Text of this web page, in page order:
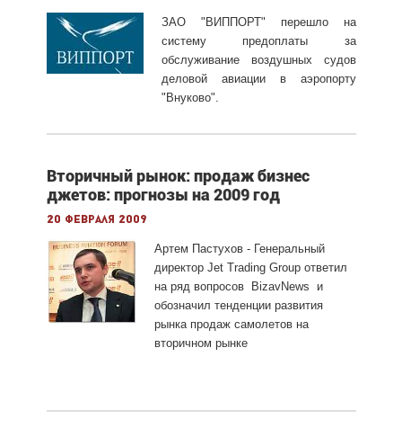
ЗАО "ВИППОРТ" перешло на
систему предоплаты за
обслуживание воздушных судов
деловой авиации в аэропорту
"Внуково".
Вторичный рынок: продаж бизнес
джетов: прогнозы на 2009 год
20 февраля 2009
Артем Пастухов - Генеральный
директор Jet Trading Group ответил
на ряд вопросов BizavNews и
обозначил тенденции развития
рынка продаж самолетов на
вторичном рынке